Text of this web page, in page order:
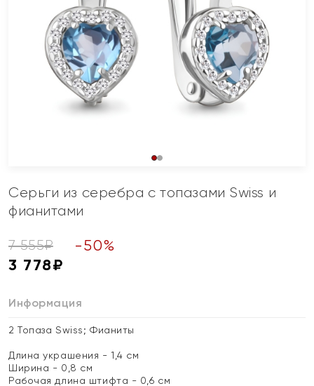
Серьги из серебра с топазами Swiss и
фианитами
7 555₽ -50%
3 778₽
Информация
2 Топаза Swiss; Фианиты
Длина украшения - 1,4 см
Ширина - 0,8 см
Рабочая длина штифта - 0,6 см